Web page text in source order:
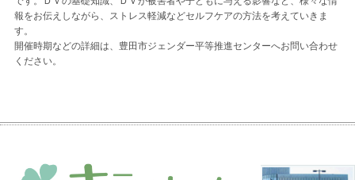
報をお伝えしながら、ストレス軽減などセルフケアの方法を考えていきま
す。
開催時期などの詳細は、豊田市ジェンダー平等推進センターへお問い合わせ
ください。